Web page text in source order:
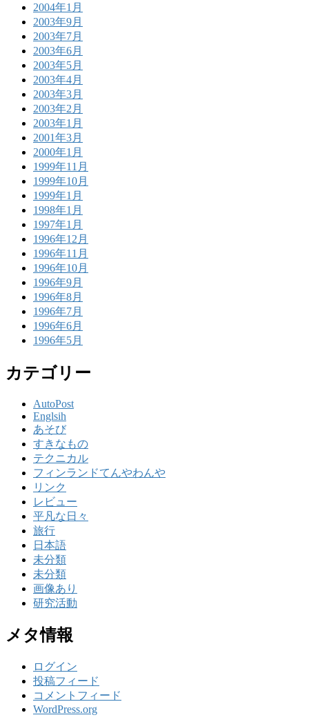
2004年1月
2003年9月
2003年7月
2003年6月
2003年5月
2003年4月
2003年3月
2003年2月
2003年1月
2001年3月
2000年1月
1999年11月
1999年10月
1999年1月
1998年1月
1997年1月
1996年12月
1996年11月
1996年10月
1996年9月
1996年8月
1996年7月
1996年6月
1996年5月
カテゴリー
AutoPost
Englsih
あそび
すきなもの
テクニカル
フィンランドてんやわんや
リンク
レビュー
平凡な日々
旅行
日本語
未分類
未分類
画像あり
研究活動
メタ情報
ログイン
投稿フィード
コメントフィード
WordPress.org